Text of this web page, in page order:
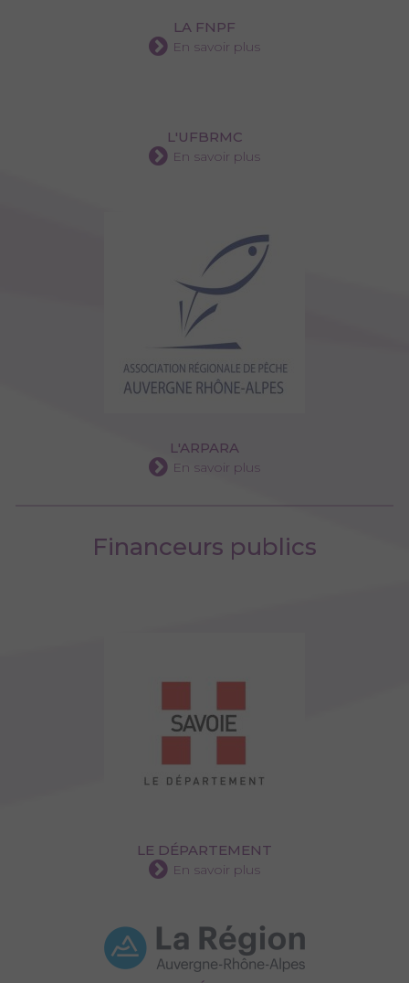
LA FNPF
En savoir plus
L'UFBRMC
En savoir plus
L'ARPARA
En savoir plus
Financeurs publics
LE DÉPARTEMENT
En savoir plus